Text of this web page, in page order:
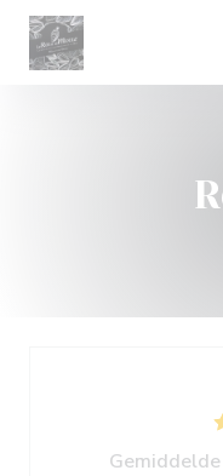
Cookies beheer paneel